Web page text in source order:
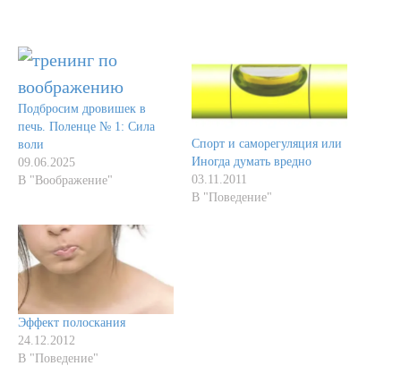
Подбросим дровишек в
печь. Поленце № 1: Сила
воли
09.06.2025
В "Воображение"
Спорт и саморегуляция или
Иногда думать вредно
03.11.2011
В "Поведение"
Эффект полоскания
24.12.2012
В "Поведение"